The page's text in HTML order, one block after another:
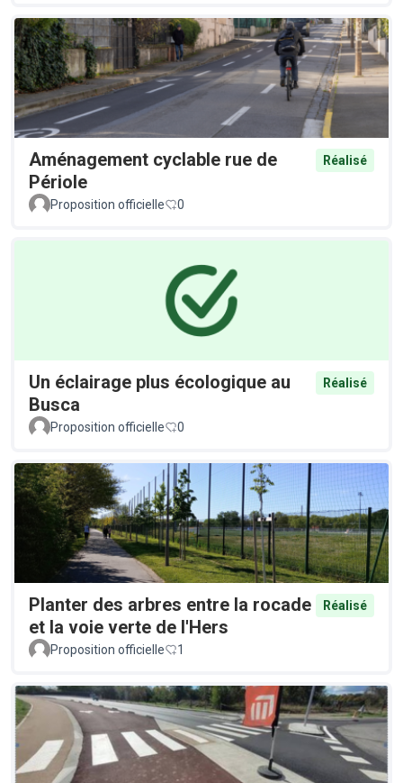
Aménagement cyclable rue de
Périole
Réalisé
Proposition officielle 0
Un éclairage plus écologique au
Busca
Réalisé
Proposition officielle 0
Planter des arbres entre la rocade
et la voie verte de l'Hers
Réalisé
Proposition officielle 1